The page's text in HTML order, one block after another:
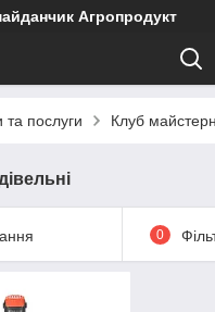
Агропродукт
та послуги Клуб
0